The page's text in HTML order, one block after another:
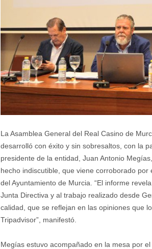
La Asamblea General del Real Casino de
desarrolló con éxito y sin sobresaltos, con la
presidente de la entidad, Juan Antonio
hecho indiscutible, que viene corroborado
del Ayuntamiento de Murcia. “El informe
Junta Directiva y al trabajo realizado desde
calidad, que se reflejan en las opiniones que
Tripadvisor”, manifestó.
Megías estuvo acompañado en la mesa por